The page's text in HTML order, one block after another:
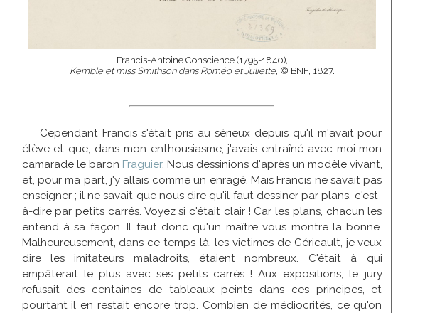
Francis-Antoine Conscience (1795-1840),
Kemble et miss Smithson dans Roméo et Juliette, © BNF, 1827.
Cependant Francis s'était pris au sérieux depuis qu'il m'avait pour
élève et que, dans mon enthousiasme, j'avais entraîné avec moi mon
camarade le baron Fraguier. Nous dessinions d'après un modèle vivant,
et, pour ma part, j'y allais comme un enragé. Mais Francis ne savait pas
enseigner ; il ne savait que nous dire qu'il faut dessiner par plans, c'est-
à-dire par petits carrés. Voyez si c'était clair ! Car les plans, chacun les
entend à sa façon. Il faut donc qu'un maître vous montre la bonne.
Malheureusement, dans ce temps-là, les victimes de Géricault, je veux
dire les imitateurs maladroits, étaient nombreux. C'était à qui
empâterait le plus avec ses petits carrés ! Aux expositions, le jury
refusait des centaines de tableaux peints dans ces principes, et
pourtant il en restait encore trop. Combien de médiocrités, ce qu'on